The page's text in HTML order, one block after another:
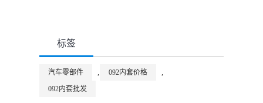
标签
汽车零部件 , 092内套价格 ,
092内套批发